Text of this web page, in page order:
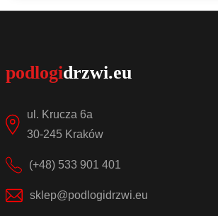
ul. Krucza 6a
30-245 Kraków
(+48) 533 901 401
sklep@podlogidrzwi.eu